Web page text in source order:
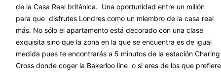
de la Casa Real británica. Una oportunidad entre un millón
para que disfrutes Londres como un miembro de la casa real
más. No sólo el apartamento está decorado con una clase
exquisita sino que la zona en la que se encuentra es de igual
medida pues te encontrarás a 5 minutos de la estación Charing
Cross donde coger la Bakerloo line o si eres de los que prefiere